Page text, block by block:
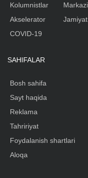
Kolumnistlar
Akselerator
Jamiyat
COVID-19
SAHIFALAR
Bosh sahifa
Sayt haqida
Reklama
Tahririyat
Foydalanish shartlari
Aloqa